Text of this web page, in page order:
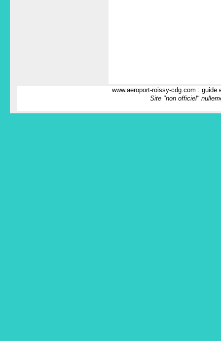
www.aeroport-roissy-cdg.com :
Site "non officiel"